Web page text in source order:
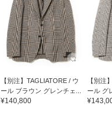
【別注】TAGLIATORE / ウ
ール ブラウン グレンチェ...
¥140,800
【別注
ール グ